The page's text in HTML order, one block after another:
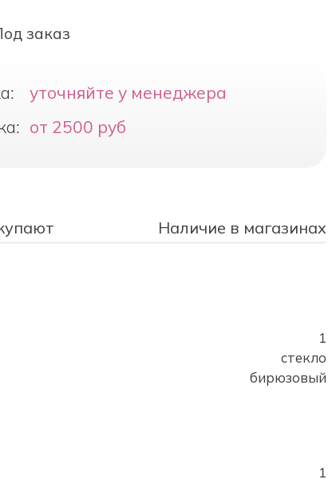
заказ
уточняйте у менеджера
от 2500 руб
Наличие в магазинах
1
стекло
бирюзовый
1